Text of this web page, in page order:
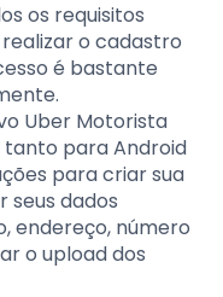
os requisitos
o cadastro
é bastante
Uber Motorista
para Android
para criar sua
seus dados
endereço, número
o upload dos